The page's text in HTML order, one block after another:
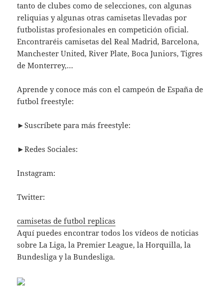
tanto de clubes como de selecciones, con algunas
reliquias y algunas otras camisetas llevadas por
futbolistas profesionales en competición oficial.
Encontraréis camisetas del Real Madrid, Barcelona,
Manchester United, River Plate, Boca Juniors, Tigres
de Monterrey,…
Aprende y conoce más con el campeón de España de
futbol freestyle:
►Suscríbete para más freestyle:
►Redes Sociales:
Instagram:
Twitter:
camisetas de futbol replicas
Aquí puedes encontrar todos los vídeos de noticias
sobre La Liga, la Premier League, la Horquilla, la
Bundesliga y la Bundesliga.